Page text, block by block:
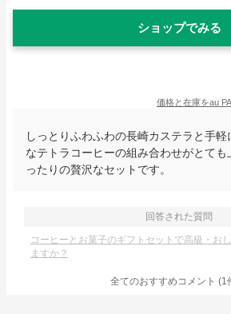
ショップでみる
価格と在庫をau
しっとりふわふわの長崎カステラと手
なテトラコーヒーの組み合わせがとて
ったりの贅沢なセットです。
回答された質問
コーヒーとお菓子のギフトセットで高級・お
ますか？
全てのおすすめコメント (1